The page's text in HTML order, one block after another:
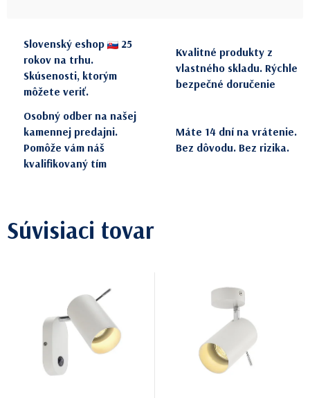
Slovenský eshop
25
rokov na trhu.
Skúsenosti, ktorým
môžete veriť.
Kvalitné produkty z
vlastného skladu. Rýchle
bezpečné doručenie
Osobný odber na našej
kamennej predajni.
Pomôže vám náš
kvalifikovaný tím
Máte 14 dní na vrátenie.
Bez dôvodu. Bez rizika.
Súvisiaci tovar